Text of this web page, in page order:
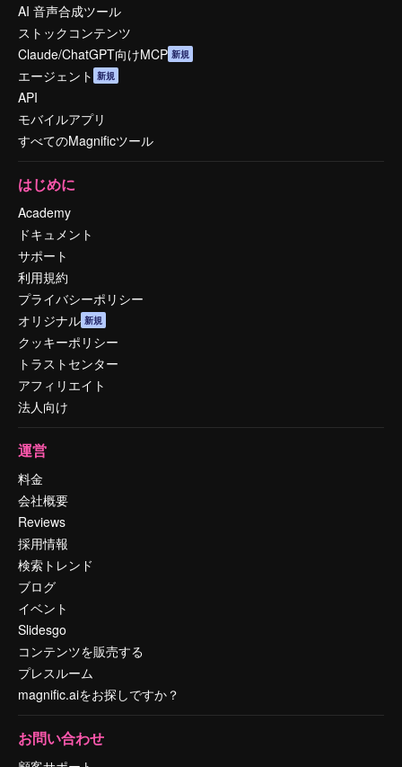
AI 音声合成ツール
ストックコンテンツ
Claude/ChatGPT向けMCP 新規
エージェント 新規
API
モバイルアプリ
すべてのMagnificツール
はじめに
Academy
ドキュメント
サポート
利用規約
プライバシーポリシー
オリジナル 新規
クッキーポリシー
トラストセンター
アフィリエイト
法人向け
運営
料金
会社概要
Reviews
採用情報
検索トレンド
ブログ
イベント
Slidesgo
コンテンツを販売する
プレスルーム
magnific.aiをお探しですか？
お問い合わせ